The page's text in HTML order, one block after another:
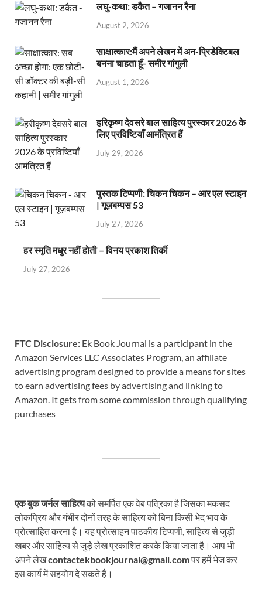
लघु-कथा: डकैत – गजानन रैना
August 2, 2026
साक्षात्कार:मैं अपने लेखन में अन-प्रिडेक्टिबल
बनना चाहता हूँ- समीर गांगुली
August 1, 2026
हरिकृष्ण देवसरे बाल साहित्य पुरस्कार 2026 के
लिए प्रविष्टियाँ आमंत्रित हैं
July 29, 2026
पुस्तक टिप्पणी: चिकन चिकन – आर एल स्टाइन
| गूज़बम्पस 53
July 27, 2026
हर स्मृति मधुर नहीं होती – विनय प्रकाश तिर्की
July 27, 2026
FTC Disclosure: Ek Book Journal is a participant in the
Amazon Services LLC Associates Program, an affiliate
advertising program designed to provide a means for sites
to earn advertising fees by advertising and linking to
Amazon. It gets from some commission through qualifying
purchases
एक बुक जर्नल साहित्यको समर्पित एक वेब पत्रिका है जिसका मकसद
लोकप्रिय और गंभीर दोनों तरह के साहित्य को बिना किसी भेद भाव के
प्रोत्साहित करना है। यह प्रोत्साहन पाठकीय टिप्पणी, साहित्य से जुड़ी
खबर और साहित्य से जुड़े लेख प्रकाशित करके किया जाता है। आप भी
अपने लेखcontactekbookjournal@gmail.comपर हमें भेज कर
इस कार्य में सहयोग दे सकते हैं।